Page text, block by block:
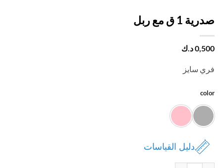
1 ق مع ربل
د.ك
سايز
دليل القياسات